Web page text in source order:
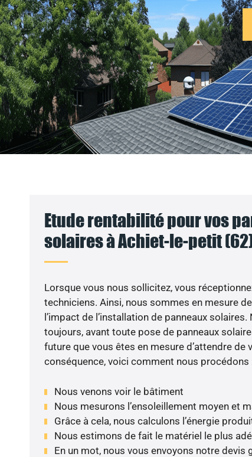
Etude rentabilité pour vos
solaires à Achiet-le-petit
Lorsque vous nous sollicitez, vous
techniciens. Ainsi, nous sommes en mesure
l’impact de l’installation de panneaux
toujours, avant toute pose de panneaux
future que vous êtes en mesure d’attendre de
conséquence, voici comment nous procédons
Nous venons voir le bâtiment
Nous mesurons l’ensoleillement moyen et
Grâce à cela, nous calculons l’énergie
Nous estimons de fait le matériel le plus
En un mot, nous vous envoyons notre devis